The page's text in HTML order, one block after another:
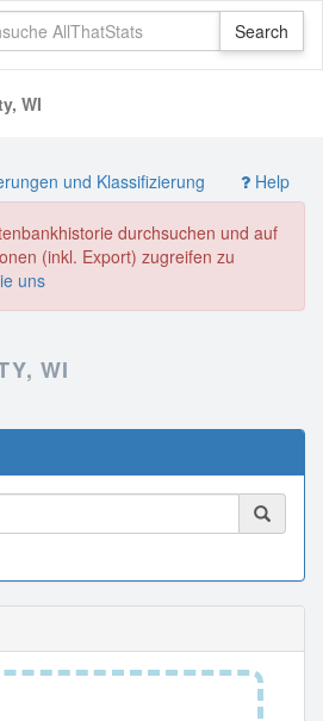
WI
und Klassifizierung Help
durchsuchen und auf
(inkl. Export) zugreifen zu
uns
WI